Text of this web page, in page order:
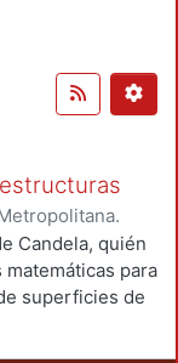
de Ciencias
de
,
Candela, quién
para
superficies de